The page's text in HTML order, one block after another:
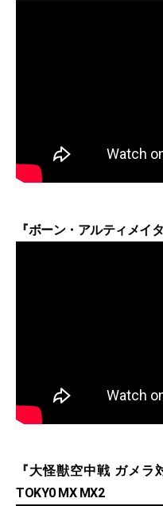
『ボーン・アルティメイ
『大怪獣空中戦 ガメラ
TOKY0 MX MX2